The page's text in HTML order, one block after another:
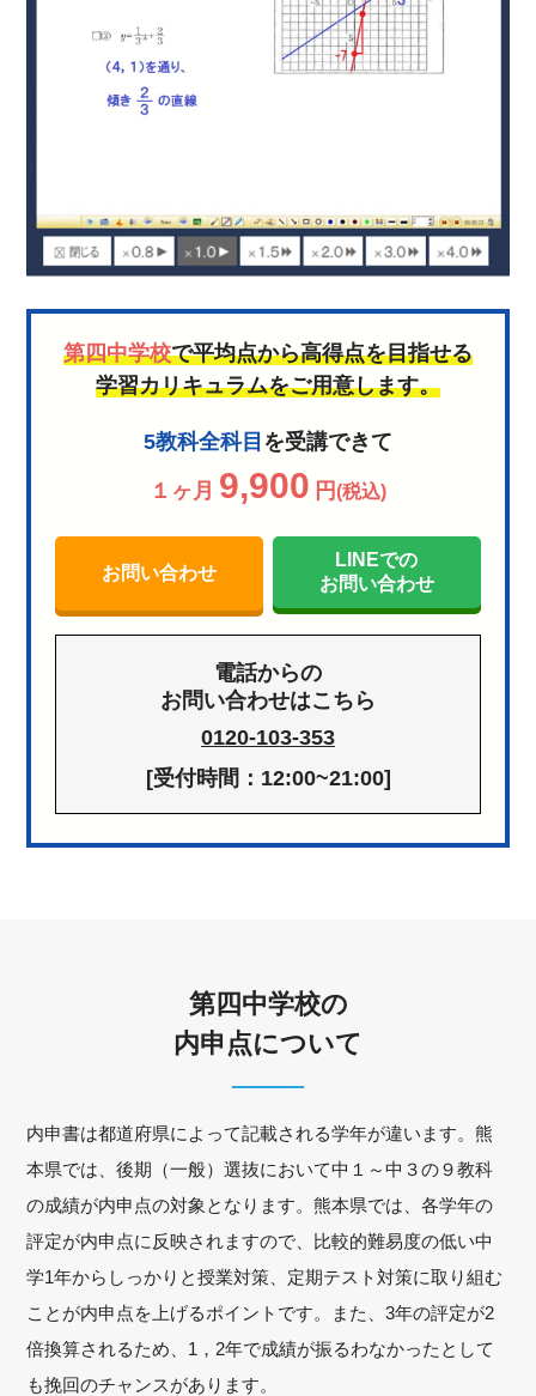
第四中学校で平均点から高得点を目指せる
学習カリキュラムをご用意します。
5教科全科目 を受講できて
１ヶ月 9,900 円(税込)
お問い合わせ
LINEでの
お問い合わせ
電話からの
お問い合わせはこちら
0120-103-353
[受付時間：12:00~21:00]
第四中学校の
内申点について
内申書は都道府県によって記載される学年が違います。熊
本県では、後期（一般）選抜において中１～中３の９教科
の成績が内申点の対象となります。熊本県では、各学年の
評定が内申点に反映されますので、比較的難易度の低い中
学1年からしっかりと授業対策、定期テスト対策に取り組む
ことが内申点を上げるポイントです。また、3年の評定が2
倍換算されるため、1，2年で成績が振るわなかったとして
も挽回のチャンスがあります。